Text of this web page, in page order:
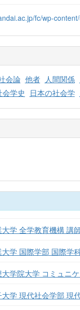
fc/wp-
会論 他者 人間関係
会学史 日本の社会学
学 全学教育機構 講
学 国際学部 国際学
学院大学 コミュニ
学 現代社会学部 現